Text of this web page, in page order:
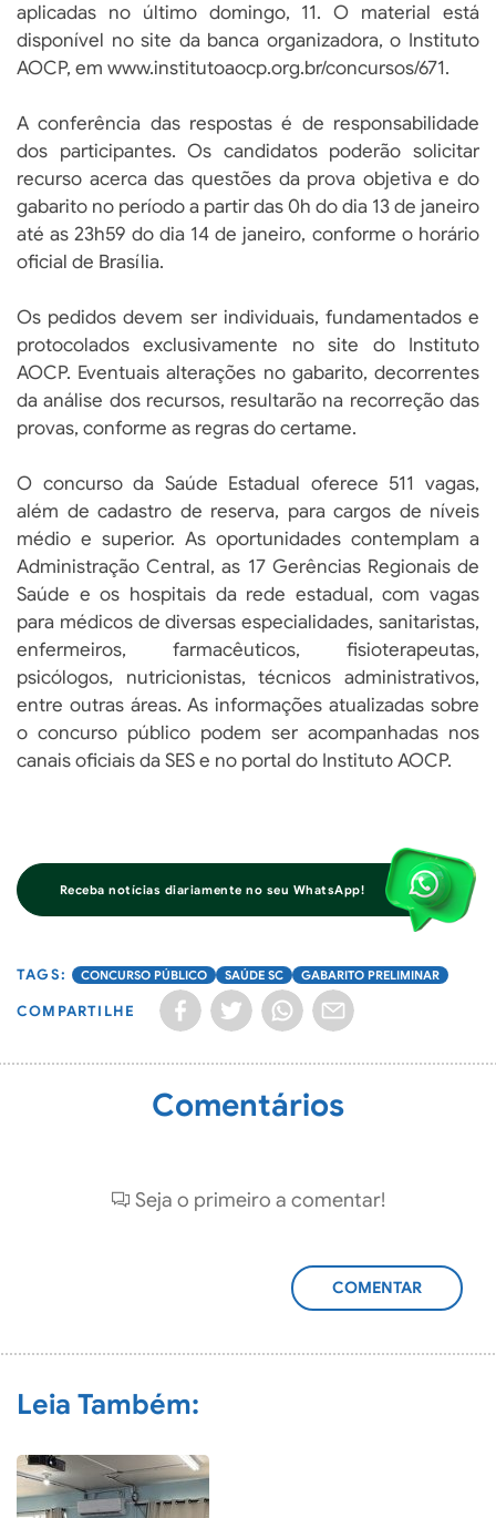
aplicadas no último domingo, 11. O material está
disponível no site da banca organizadora, o Instituto
AOCP, em www.institutoaocp.org.br/concursos/671.
A conferência das respostas é de responsabilidade
dos participantes. Os candidatos poderão solicitar
recurso acerca das questões da prova objetiva e do
gabarito no período a partir das 0h do dia 13 de janeiro
até as 23h59 do dia 14 de janeiro, conforme o horário
oficial de Brasília.
Os pedidos devem ser individuais, fundamentados e
protocolados exclusivamente no site do Instituto
AOCP. Eventuais alterações no gabarito, decorrentes
da análise dos recursos, resultarão na recorreção das
provas, conforme as regras do certame.
O concurso da Saúde Estadual oferece 511 vagas,
além de cadastro de reserva, para cargos de níveis
médio e superior. As oportunidades contemplam a
Administração Central, as 17 Gerências Regionais de
Saúde e os hospitais da rede estadual, com vagas
para médicos de diversas especialidades, sanitaristas,
enfermeiros, farmacêuticos, fisioterapeutas,
psicólogos, nutricionistas, técnicos administrativos,
entre outras áreas. As informações atualizadas sobre
o concurso público podem ser acompanhadas nos
canais oficiais da SES e no portal do Instituto AOCP.
Receba notícias diariamente no seu WhatsApp!
CONCURSO PÚBLICO SAÚDE SC GABARITO PRELIMINAR
COMPARTILHE
Comentários
Seja o primeiro a comentar!
ADICIONAR
Leia Também: